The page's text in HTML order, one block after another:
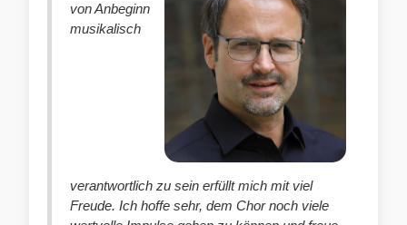
von Anbeginn
musikalisch
verantwortlich zu sein erfüllt mich mit viel
Freude. Ich hoffe sehr, dem Chor noch viele